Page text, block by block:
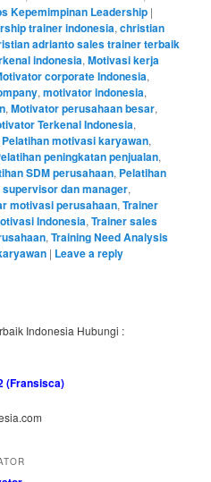
Kepemimpinan Leadership |
trainer indonesia,christian
adrianto sales trainer terbaik
indonesia,Motivasi kerja
corporate Indonesia,
,motivator indonesia,
,Motivator perusahaan besar,
Terkenal Indonesia,
Pelatihan motivasi karyawan,
peningkatan penjualan,
SDM perusahaan, Pelatihan
supervisor dan manager,
motivasi perusahaan,Trainer
Indonesia,Trainer sales
,Training Need Analysis
| Leave a reply
Indonesia Hubungi :
(Fransisca)